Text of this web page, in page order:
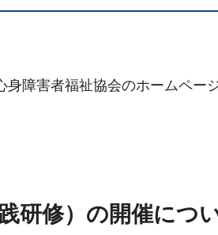
障害者福祉協会のホームペー
研修）の開催につ